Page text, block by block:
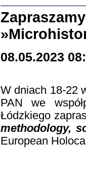
08.05.2023
W dniach 18-22
PAN we
Łódzkiego
methodology,
European